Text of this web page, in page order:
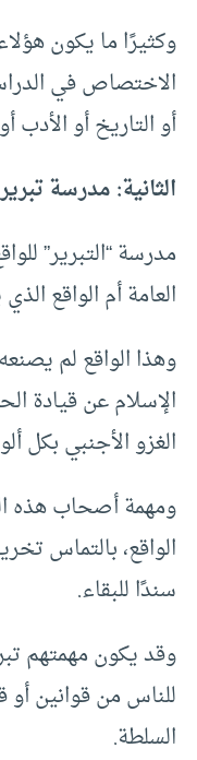
وكثيرًا ما يكون
الاختصاص في
أو التاريخ أو الأدب
الثانية: مدرسة
مدرسة “التبرير”
العامة أم الواقع
وهذا الواقع لم
الإسلام عن قيادة
الغزو الأجنبي بكل
ومهمة أصحاب هذه
الواقع، بالتماس
سندًا للبقاء.
وقد يكون مهمتهم
للناس من قوانين أو
السلطة.